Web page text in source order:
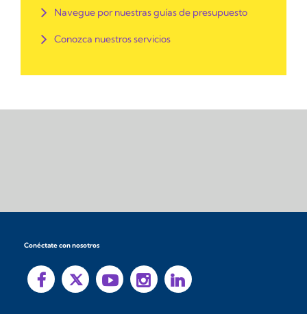
Navegue por nuestras guías de presupuesto
Conozca nuestros servicios
Conéctate con nosotros